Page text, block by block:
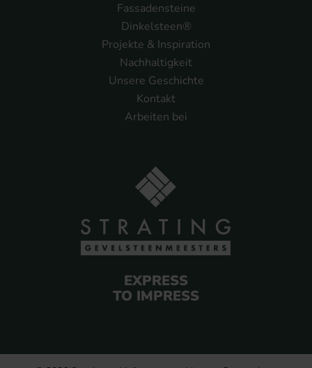
EXPRESS
TO IMPRESS
Fassadensteine
Dinkelsteen®
Projekte & Inspiration
Nachhaltigkeit
Unsere Geschichte
Kontakt
Arbeiten bei